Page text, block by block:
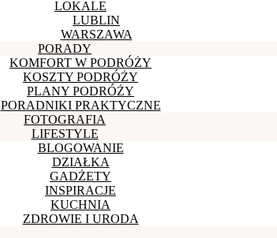
LOKALE
LUBLIN
WARSZAWA
PORADY
KOMFORT W PODRÓŻY
KOSZTY PODRÓŻY
PLANY PODRÓŻY
PORADNIKI PRAKTYCZNE
FOTOGRAFIA
LIFESTYLE
BLOGOWANIE
DZIAŁKA
GADŻETY
INSPIRACJE
KUCHNIA
ZDROWIE I URODA